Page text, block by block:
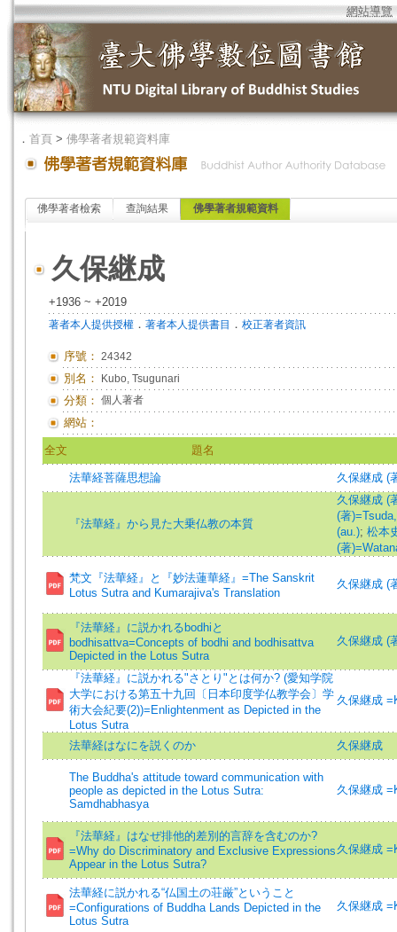
網站導覽
． 首頁 > 佛學著者規範資料庫
佛學著者檢索 查詢結果 佛學著者規範資料
久保継成
+1936 ~ +2019
著者本人提供授權 ． 著者本人提供書目 ． 校正著者資訊
序號： 24342
別名： Kubo, Tsugunari
分類： 個人著者
網站：
全文 題名
法華経菩薩思想論 久保継成 (
『法華経』から見た大乗仏教の本質
久保継成 (
(著
(au.); 松本
(著
梵文『法華経』と『妙法蓮華経』=The Sanskrit
Lotus Sutra and Kumarajiva's Translation
久保継成 (
『法華経』に説かれるbodhiと
bodhisattva=Concepts of bodhi and bodhisattva
Depicted in the Lotus Sutra
久保継成 (
『法華経』に説かれる"さとり"とは何か? (愛知学院
大学における第五十九回〔日本印度学仏教学会〕学
術大会紀要(2))=Enlightenment as Depicted in the
Lotus Sutra
久保継成
法華経はなにを説くのか 久保継成
The Buddha's attitude toward communication with
people as depicted in the Lotus Sutra:
Samdhabhasya
久保継成
『法華経』はなぜ排他的差別的言辞を含むのか?
=Why do Discriminatory and Exclusive Expressions
Appear in the Lotus Sutra?
久保継成
法華経に説かれる“仏国土の荘厳”ということ
=Configurations of Buddha Lands Depicted in the
Lotus Sutra
久保継成